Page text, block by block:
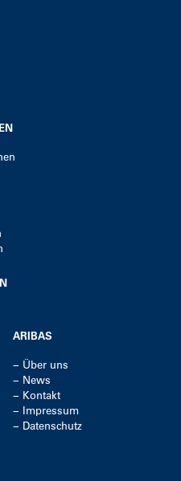
ARIBAS
− Über uns
− News
− Kontakt
− Impressum
− Datenschutz